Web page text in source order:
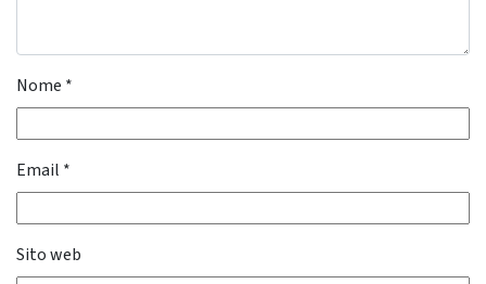
Nome *
Email *
Sito web